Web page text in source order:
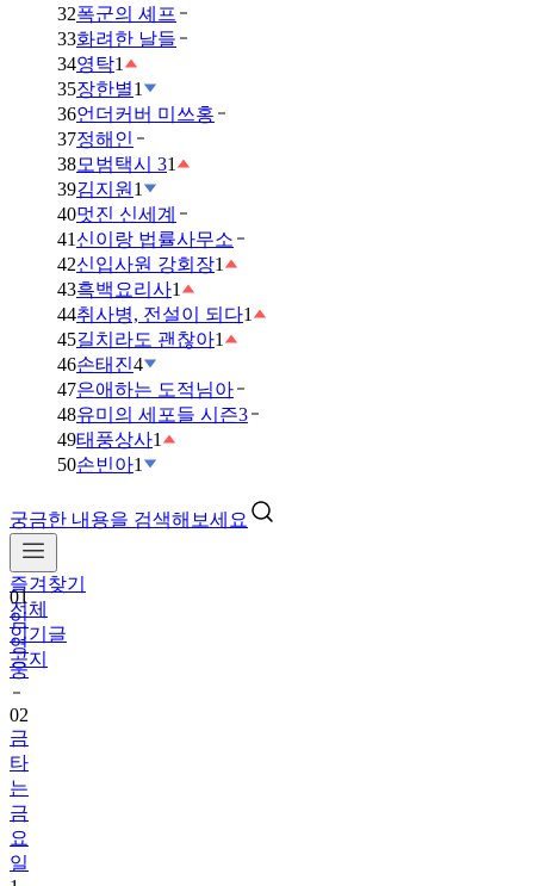
32폭군의 셰프
33화려한 날들
34영탁1
35장한별1
36언더커버 미쓰홍
37정해인
38모범택시 31
39김지원 1
40멋진 신세계
41 신이랑 법률사무소
42신입사원 강회장1
43흑백요리사1
44취사병, 전설이 되다1
45길치라도 괜찮아1
46손태진4
47은애하는 도적님아
48유미의 세포들 시즌3
49태풍상사1
50손빈아1
궁금한 내용을 검색해보세요
즐겨찾기
전체
인기글
공지
01
임
영
웅
02
금
타
는
금
요
일